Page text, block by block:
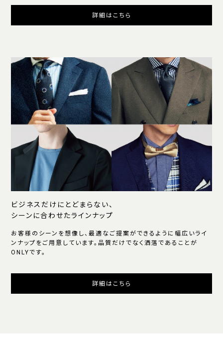
詳細はこちら
ビジネスだけにとどまらない、
シーンに合わせたラインナップ
お客様のシーンを想像し、最適なご提案ができるように幅広いライ
ンナップをご用意しています。品質だけでなく洒落であることが
ONLYです。
詳細はこちら